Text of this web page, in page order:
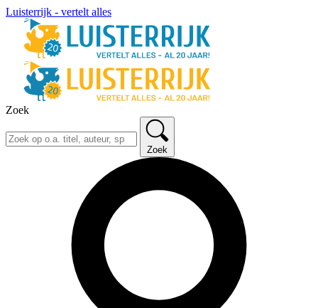
Luisterrijk - vertelt alles
Zoek
Zoek